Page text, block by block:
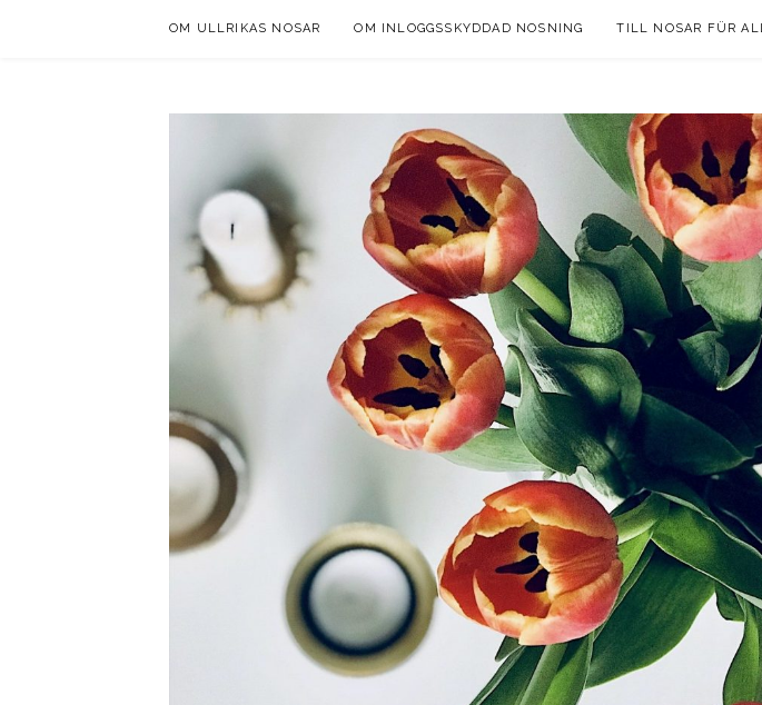
OM ULLRIKAS NOSAR OM INLOGGSSKYDDAD NOSNING TILL NOSAR FÜR